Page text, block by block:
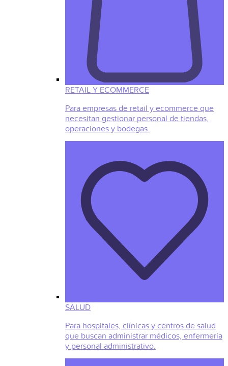
RETAIL Y ECOMMERCE
Para empresas de retail y ecommerce que
necesitan gestionar personal de tiendas,
operaciones y bodegas.
SALUD
Para hospitales, clínicas y centros de salud
que buscan administrar médicos, enfermería
y personal administrativo.